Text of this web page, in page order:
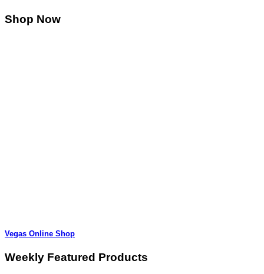
Shop Now
Vegas Online Shop
Weekly Featured Products